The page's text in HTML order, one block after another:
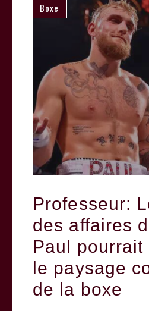
Boxe
Professeur:
des affaires
Paul pourrait
le paysage
de la boxe